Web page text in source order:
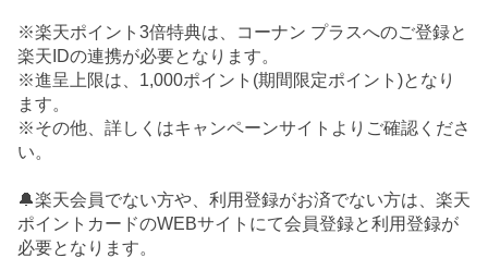
※楽天ポイント3倍特典は、コーナン プラスへのご登録と
楽天IDの連携が必要となります。
※進呈上限は、1,000ポイント(期間限定ポイント)となり
ます。
※その他、詳しくはキャンペーンサイトよりご確認くださ
い。
🔔楽天会員でない方や、利用登録がお済でない方は、楽天
ポイントカードのWEBサイトにて会員登録と利用登録が
必要となります。